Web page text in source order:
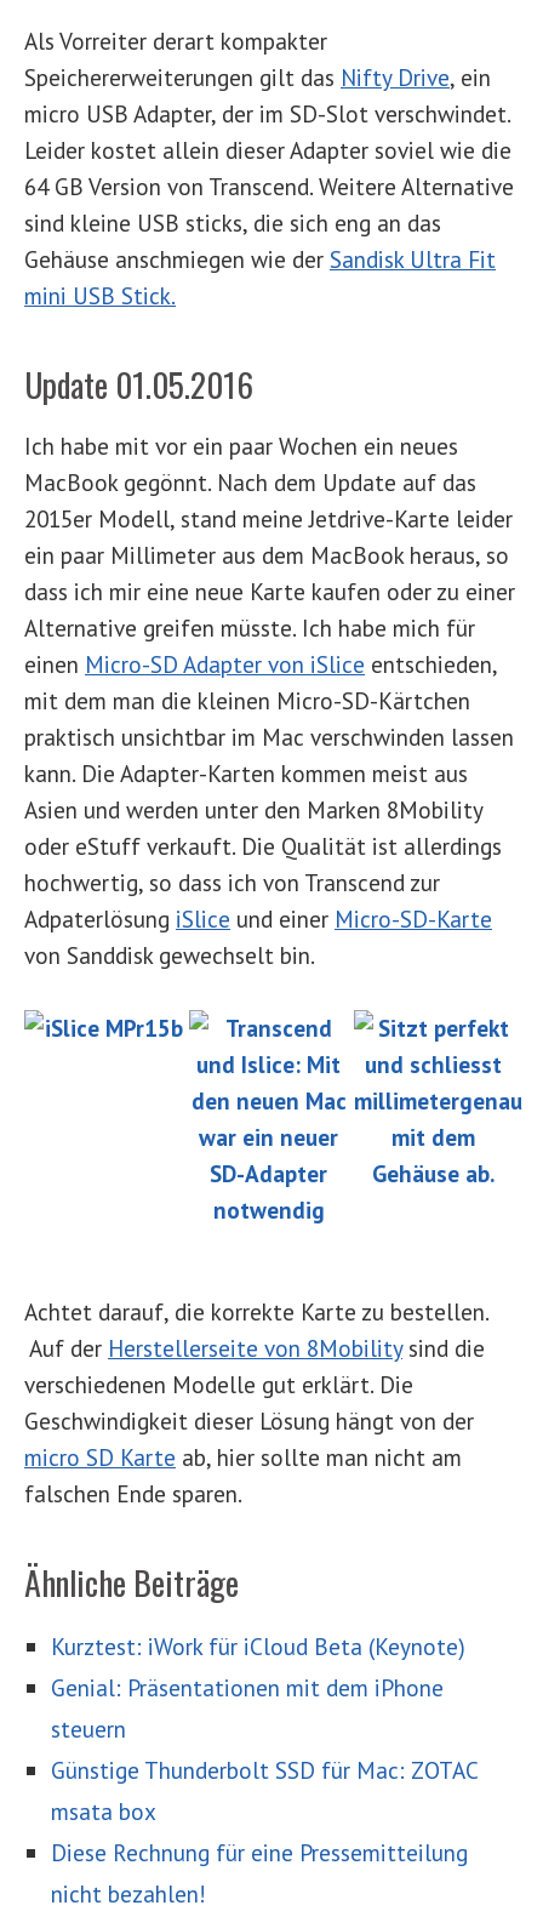
Als Vorreiter derart kompakter
Speichererweiterungen gilt das Nifty Drive, ein
micro USB Adapter, der im SD-Slot verschwindet.
Leider kostet allein dieser Adapter soviel wie die
64 GB Version von Transcend. Weitere Alternative
sind kleine USB sticks, die sich eng an das
Gehäuse anschmiegen wie der Sandisk Ultra Fit
mini USB Stick.
Update 01.05.2016
Ich habe mit vor ein paar Wochen ein neues
MacBook gegönnt. Nach dem Update auf das
2015er Modell, stand meine Jetdrive-Karte leider
ein paar Millimeter aus dem MacBook heraus, so
dass ich mir eine neue Karte kaufen oder zu einer
Alternative greifen müsste. Ich habe mich für
einen Micro-SD Adapter von iSlice entschieden,
mit dem man die kleinen Micro-SD-Kärtchen
praktisch unsichtbar im Mac verschwinden lassen
kann. Die Adapter-Karten kommen meist aus
Asien und werden unter den Marken 8Mobility
oder eStuff verkauft. Die Qualität ist allerdings
hochwertig, so dass ich von Transcend zur
Adpaterlösung iSlice und einer Micro-SD-Karte
von Sanddisk gewechselt bin.
Achtet darauf, die korrekte Karte zu bestellen.
Auf der Herstellerseite von 8Mobilitysind die
verschiedenen Modelle gut erklärt. Die
Geschwindigkeit dieser Lösung hängt von der
micro SD Karte ab, hier sollte man nicht am
falschen Ende sparen.
Ähnliche Beiträge
Kurztest: iWork für iCloud Beta (Keynote)
Genial: Präsentationen mit dem iPhone
steuern
Günstige Thunderbolt SSD für Mac: ZOTAC
msata box
Diese Rechnung für eine Pressemitteilung
nicht bezahlen!